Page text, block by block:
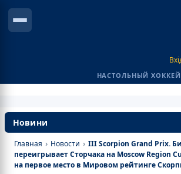
НАСТОЛЬНЫЙ ХОККЕЙ
Новини
Главная › Новости › III Scorpion Grand Prix.
переигрывает Сторчака на Moscow Region
на первое место в Мировом рейтинге